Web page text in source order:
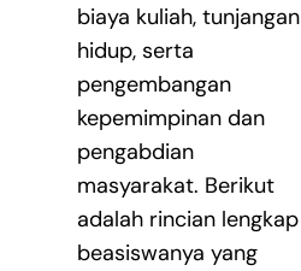
biaya kuliah, tunjangan
hidup, serta
pengembangan
kepemimpinan dan
pengabdian
masyarakat. Berikut
adalah rincian lengkap
beasiswanya yang